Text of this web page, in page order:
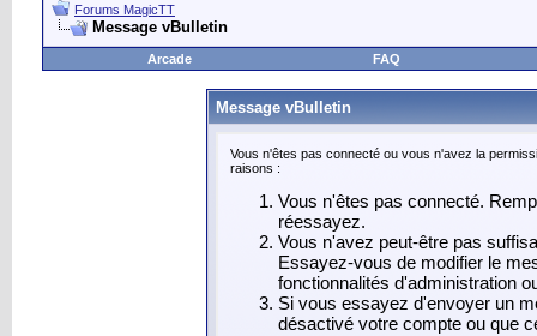
Forums MagicTT
Message vBulletin
Arcade FAQ
Message vBulletin
Vous n'êtes pas connecté ou vous n'avez la
raisons :
Vous n'êtes pas connecté.
réessayez.
Vous n'avez peut-être pas
Essayez-vous de modifier le
fonctionnalités d'administration
Si vous essayez d'envoyer un
désactivé votre compte ou que